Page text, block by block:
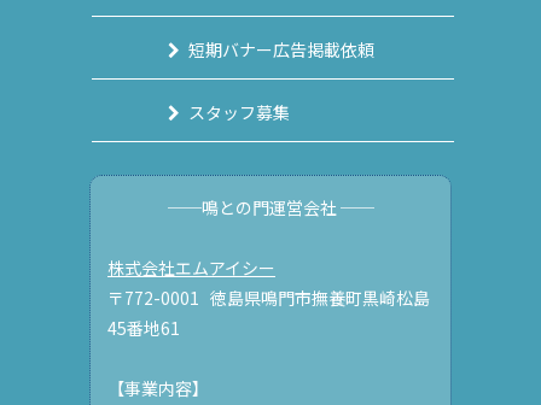
短期バナー広告掲載依頼
スタッフ募集
──鳴との門運営会社 ──
株式会社エムアイシー
〒772-0001 徳島県鳴門市撫養町黒崎松島
45番地61
【事業内容】